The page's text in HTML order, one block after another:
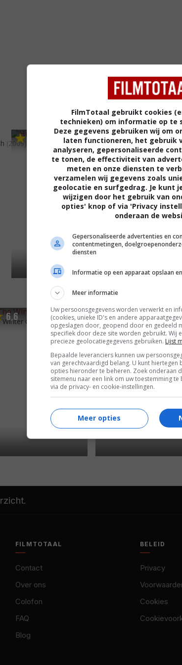
(2009) 6,7
A Room with a View
6,6 Guest (1997) 7,0
The Lonely Passion of
Hearne (1987)
FILMTOTAAL
Contact
Over ons
Colofon
FAQ
Blog
BELEID
Privacy
Cookies
FilmTotaal gebruikt cookies
technieken) om informatie op te
Deze gegevens gebruiken wij om
laten functioneren, het gebruik
analyseren, gepersonaliseerde
te tonen, de effectiviteit van
meten en onze diensten te
verzamelen wij gegevens zoals
geolocatie en surfgedrag. Je kunt
wijzigen door het gebruik van
opties' knop of via 'Privacy
onderaan de
Gepersonaliseerde advertenties en
contentmetingen,
diensten
Informatie op een apparaat opslaan
Meer informatie
Uw persoonsgegevens worden verwerkt en
(cookies, unieke ID's en andere
opgeslagen door, geopend door en gedeeld
specifiek door deze site worden gebruikt. Wij
precieze geolocatiegegevens gebruiken. Lijst
Bepaalde leveranciers kunnen uw
van gerechtvaardigd belang. U kunt hiertegen
opties hieronder te beheren. Zoek onderaan
sitemenu naar een link om uw toestemming te
via de privacy- en cookie-instellingen.
Meer opties